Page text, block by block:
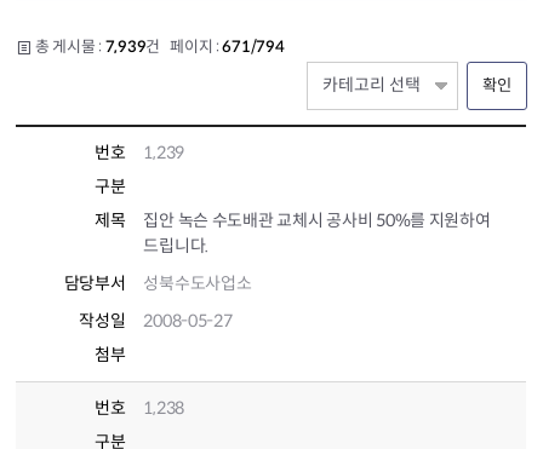
총 게시물 : 7,939건 페이지 :671/794
확인
번호
1,239
구분
제목
집안 녹슨 수도배관 교체시 공사비 50%를 지원하여
드립니다.
담당부서
성북수도사업소
작성일
2008-05-27
첨부
번호
1,238
구분